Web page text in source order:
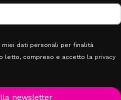
dati personali per finalità
letto, compreso e accetto la privacy
newsletter